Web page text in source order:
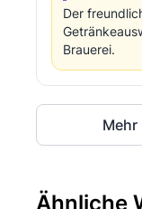
Der
Brauerei.
Mehr
Ähnliche